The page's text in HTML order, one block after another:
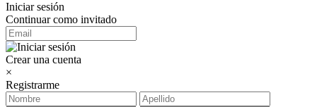
Iniciar sesión
Continuar como invitado
Crear una cuenta
×
Registrarme